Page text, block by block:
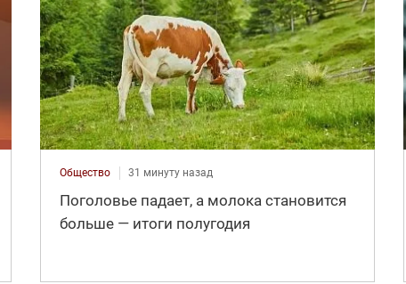
Общество 31 минуту назад
Поголовье падает, а молока становится
больше — итоги полугодия